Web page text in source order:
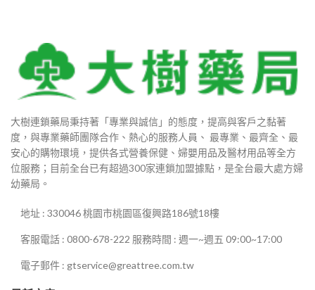
大樹連鎖藥局秉持著「專業與誠信」的態度，提高與客戶之黏著
度，與專業藥師團隊合作、熱心的服務人員、 最專業、最齊全、最
安心的購物環境，提供各式營養保健、婦嬰用品及醫材用品等全方
位服務；目前全台已有超過300家連鎖加盟據點，是全台最大處方婦
幼藥局。
地址 : 330046 桃園市桃園區復興路186號18樓
客服電話 : 0800-678-222 服務時間 : 週一~週五 09:00~17:00
電子郵件 : gtservice@greattree.com.tw